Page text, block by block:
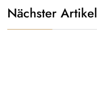
Nächster Artikel